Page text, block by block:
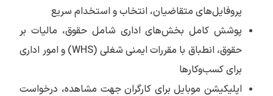
پروفایل‌های متقاضیان، انتخاب و استخدام سریع
پوشش کامل بخش‌های اداری شامل حقوق، مالیات بر
حقوق، انطباق با مقررات ایمنی شغلی (WHS) و امور اداری
برای کسب‌وکارها
اپلیکیشن موبایل برای کارگران جهت مشاهده، درخواست